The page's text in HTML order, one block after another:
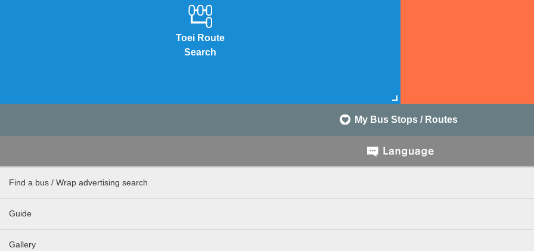
Toei Route
Search
My Bus Stops / Routes
Find a bus / Wrap advertising search
Guide
Gallery